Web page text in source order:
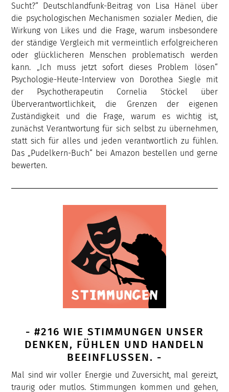
Sucht?“ Deutschlandfunk-Beitrag von Lisa Hänel über
die psychologischen Mechanismen sozialer Medien, die
Wirkung von Likes und die Frage, warum insbesondere
der ständige Vergleich mit vermeintlich erfolgreicheren
oder glücklicheren Menschen problematisch werden
kann. „Ich muss jetzt sofort dieses Problem lösen“
Psychologie-Heute-Interview von Dorothea Siegle mit
der Psychotherapeutin Cornelia Stöckel über
Überverantwortlichkeit, die Grenzen der eigenen
Zuständigkeit und die Frage, warum es wichtig ist,
zunächst Verantwortung für sich selbst zu übernehmen,
statt sich für alles und jeden verantwortlich zu fühlen.
Das „Pudelkern-Buch“ bei Amazon bestellen und gerne
bewerten.
- #216 WIE STIMMUNGEN UNSER
DENKEN, FÜHLEN UND HANDELN
BEEINFLUSSEN. -
Mal sind wir voller Energie und Zuversicht, mal gereizt,
traurig oder mutlos. Stimmungen kommen und gehen,